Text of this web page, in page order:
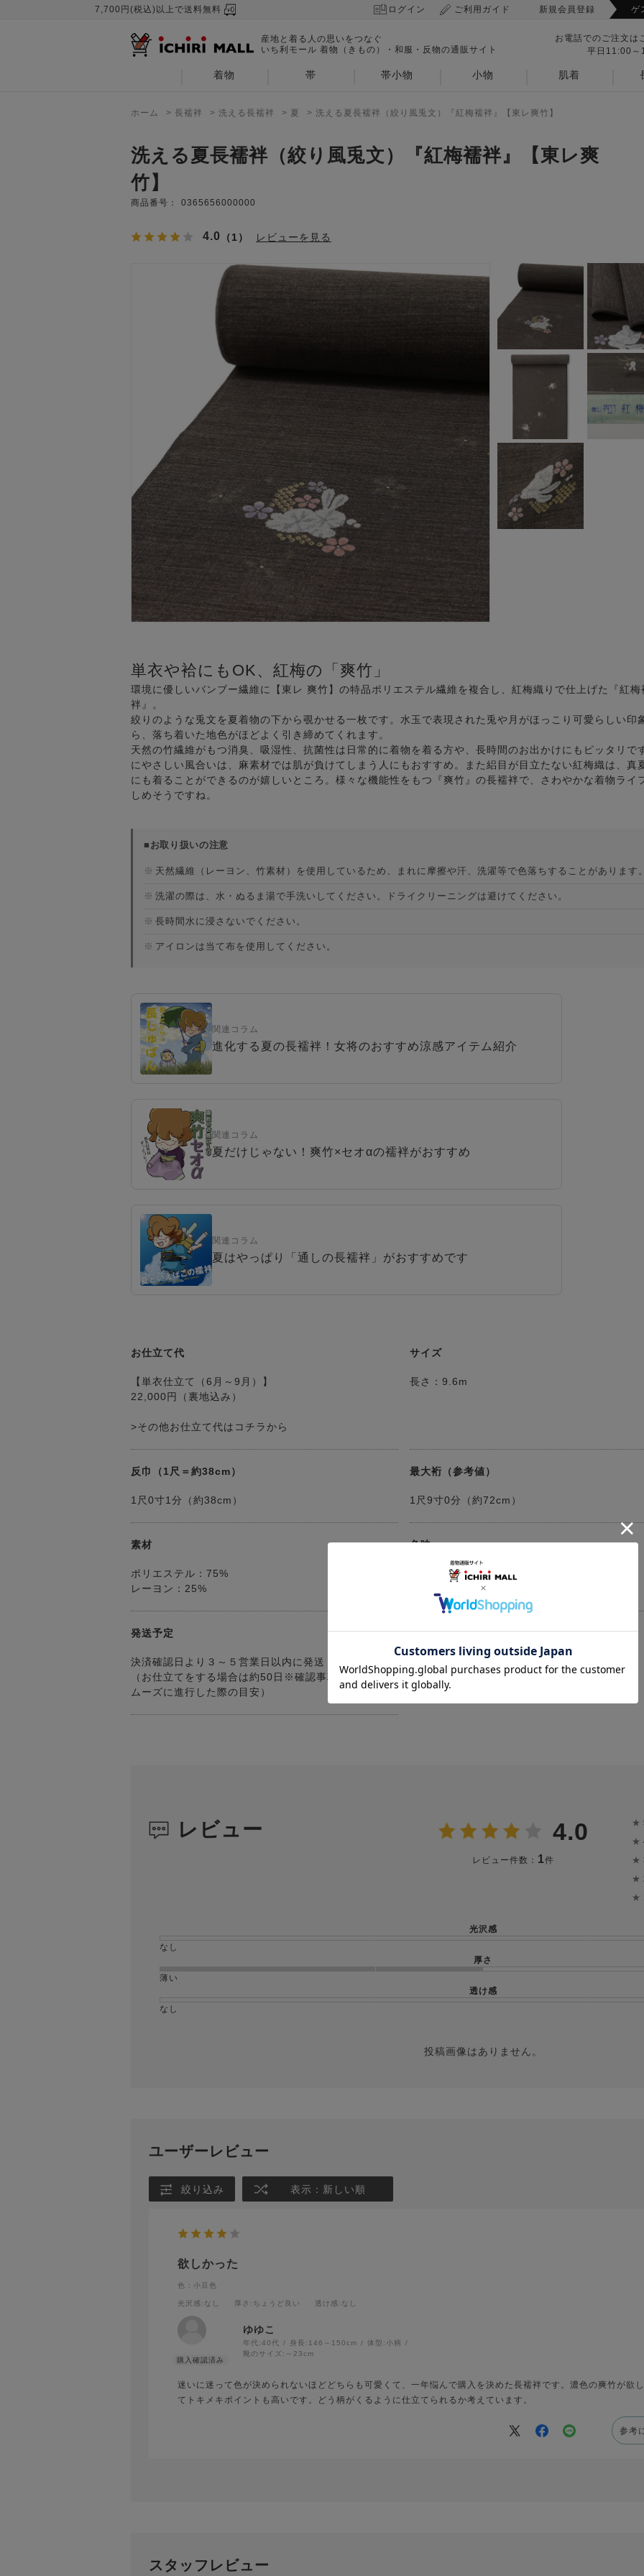
7,700円(税込)以上で送料無料 ログイン ご利用ガイド 新規会員登録 ゲ
産地と着る人の思いをつなぐ
いち利モール 着物（きもの）・和服・反物の通販サイト
お電話でのご注文は
平日11:00～
着物 帯 帯小物 小物 肌着
ホーム > 長襦袢 > 洗える長襦袢 > 夏 > 洗える夏長襦袢（絞り風兎文）『紅梅襦袢』【東レ爽竹】
洗える夏長襦袢（絞り風兎文）『紅梅襦袢』【東レ爽
竹】
商品番号： 0365656000000
4.0 （1） レビューを見る
単衣や袷にもOK、紅梅の「爽竹」
環境に優しいバンブー繊維に【東レ 爽竹】の特品ポリエステル繊維を複合し、紅梅織りで仕上げた『紅梅
袢』。
絞りのような兎文を夏着物の下から覗かせる一枚です。水玉で表現された兎や月がほっこり可愛らしい印
ら、落ち着いた地色がほどよく引き締めてくれます。
天然の竹繊維がもつ消臭、吸湿性、抗菌性は日常的に着物を着る方や、長時間のお出かけにもピッタリで
にやさしい風合いは、麻素材では肌が負けてしまう人にもおすすめ。また絽目が目立たない紅梅織は、真
にも着ることができるのが嬉しいところ。様々な機能性をもつ『爽竹』の長襦袢で、さわやかな着物ライ
しめそうですね。
■お取り扱いの注意
※ 天然繊維（レーヨン、竹素材）を使用しているため、まれに摩擦や汗、洗濯等で色落ちすることがあります。
※ 洗濯の際は、水・ぬるま湯で手洗いしてください。ドライクリーニングは避けてください。
※ 長時間水に浸さないでください。
※ アイロンは当て布を使用してください。
関連コラム
進化する夏の長襦袢！女将のおすすめ涼感アイテム紹介
関連コラム
夏だけじゃない！爽竹×セオαの襦袢がおすすめ
関連コラム
夏はやっぱり「通しの長襦袢」がおすすめです
お仕立て代
【単衣仕立て（6月～9月）】
22,000円（裏地込み）
>その他お仕立て代はコチラから
サイズ
長さ：9.6m
反巾（1尺＝約38cm）
1尺0寸1分（約38cm）
最大裄（参考値）
1尺9寸0分（約72cm）
素材
ポリエステル：75%
レーヨン：25%
色味
発送予定
決済確認日より３～５営業日以内に発送
（お仕立てをする場合は約50日※確認事項がなく、ス
ムーズに進行した際の目安）
レビュー 4.0
レビュー件数： 1件
★
★
★
★
★
光沢感
なし
厚さ
薄い
透け感
なし
投稿画像はありません。
ユーザーレビュー
絞り込み 表示：新しい順
欲しかった
色：小豆色
光沢感:なし 厚さ :ちょうど良い 透け感:なし
ゆゆこ
年代:40代 身長: 146～150cm 体型:小柄
靴のサイズ: ～23cm
迷いに迷って色が決められないほどどちらも可愛くて、一年悩んで購入を決めた長襦袢です。濃色の爽竹が欲
てトキメキポイントも高いです。どう柄がくるように仕立てられるか考えています。
参考
スタッフレビュー